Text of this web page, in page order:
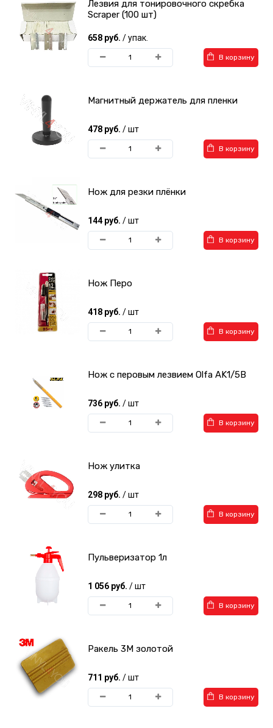
Лезвия для тонировочного скребка
Scraper (100 шт)
658 руб. / упак.
В корзину
Магнитный держатель для пленки
478 руб. / шт
В корзину
Нож для резки плёнки
144 руб. / шт
В корзину
Нож Перо
418 руб. / шт
В корзину
Нож с перовым лезвием Olfa AK1/5B
736 руб. / шт
В корзину
Нож улитка
298 руб. / шт
В корзину
Пульверизатор 1л
1 056 руб. / шт
В корзину
Ракель 3М золотой
711 руб. / шт
В корзину